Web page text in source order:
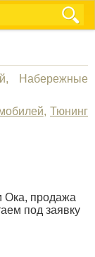
Набережные
,Тюнинг
Ока, продажа
под заявку